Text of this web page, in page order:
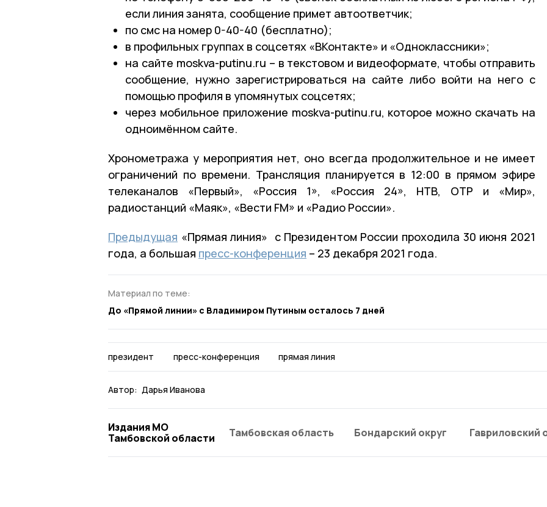
если линия занята, сообщение примет автоответчик;
по смс на номер 0-40-40 (бесплатно);
в профильных группах в соцсетях «ВКонтакте» и «Одноклассники»;
на сайте moskva-putinu.ru – в текстовом и видеоформате, чтобы отправить
сообщение, нужно зарегистрироваться на сайте либо войти на него с
помощью профиля в упомянутых соцсетях;
через мобильное приложение moskva-putinu.ru, которое можно скачать на
одноимённом сайте.
Хронометража у мероприятия нет, оно всегда продолжительное и не имеет
ограничений по времени. Трансляция планируется в 12:00 в прямом эфире
телеканалов «Первый», «Россия 1», «Россия 24», НТВ, ОТР и «Мир»,
радиостанций «Маяк», «Вести FM» и «Радио России».
Предыдущая «Прямая линия» с Президентом России проходила 30 июня 2021
года, а большая пресс-конференция – 23 декабря 2021 года.
Материал по теме:
До «Прямой линии» с Владимиром Путиным осталось 7 дней
президент пресс-конференция прямая линия
Автор: Дарья Иванова
Издания МО
Тамбовской области
Тамбовская область Бондарский округ Гавриловский